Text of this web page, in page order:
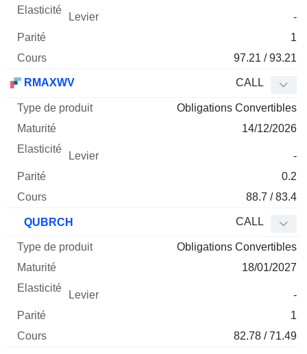
-
1
97.21 / 93.21
RMAXWV CALL
Obligations Convertibles
14/12/2026
-
0.2
88.7 / 83.4
QUBRCH CALL
Obligations Convertibles
18/01/2027
-
1
82.78 / 71.49